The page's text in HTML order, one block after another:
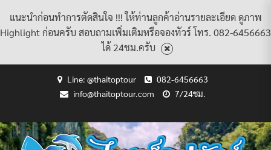
แนะนำก่อนทำการตัดสินใจ !!! ให้ท่านลูกค้าอ่านรายละเอียด ดูภาพ
Highlight ก่อนครับ สอบถามเพิ่มเติมหรือจองทัวร์ โทร. 082-6456663
ได้ 24ชม.ครับ
Line: @thaitoptour
082-6456663
info@thaitoptour.com
7/24ชม.
USACCOUNT
POLICY
AND
CONDITIONS
แพ็คเกจ
ทัวร์
ต้อนรับ
สู่
กับ
เรา
ทัวร์
ทั้งหมด